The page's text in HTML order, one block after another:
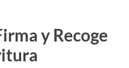
y Recoge